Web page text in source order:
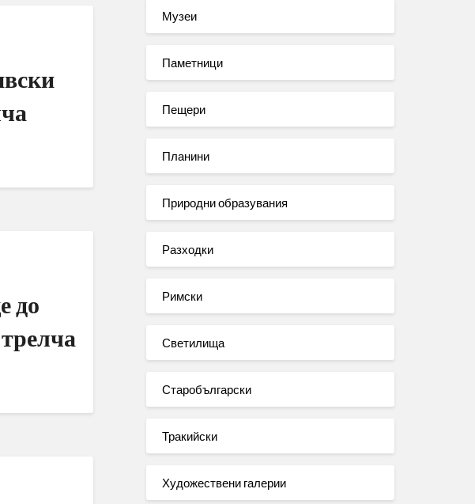
до
Музеи
Паметници
Пещери
Планини
Природни образувания
Разходки
Римски
Светилища
Старобългарски
Тракийски
Художествени галерии